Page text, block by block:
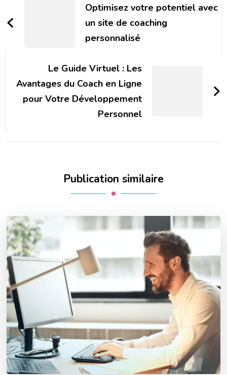
Optimisez votre potentiel avec
un site de coaching
personnalisé
Le Guide Virtuel : Les
Avantages du Coach en Ligne
pour Votre Développement
Personnel
Publication similaire